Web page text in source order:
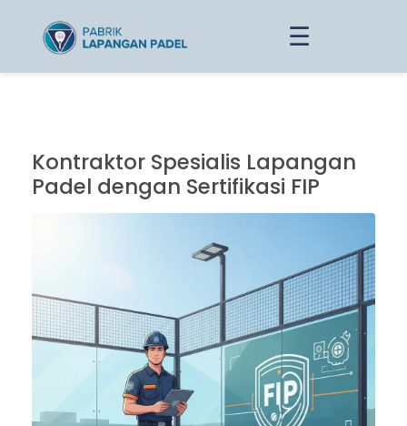
☰
Kontraktor Spesialis Lapangan
Padel dengan Sertifikasi FIP